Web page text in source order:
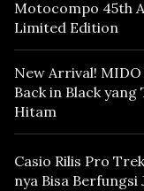
Motocompo 45th
Limited Edition
New Arrival!
Back in Black
Hitam
Casio Rilis Pro
nya Bisa